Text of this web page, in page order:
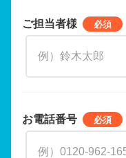
ご担当者様
お電話番号